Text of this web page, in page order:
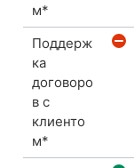
м*
Поддерж
ка
договоро
в с
клиенто
м*